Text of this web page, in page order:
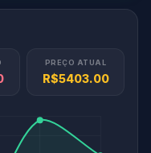
PREÇO ATUAL
R$5403.00